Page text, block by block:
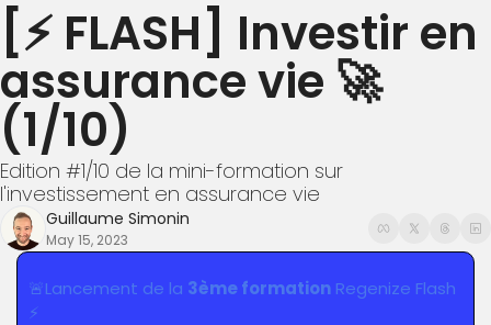
[⚡️ FLASH] Investir en
assurance vie 🚀
(1/10)
Edition #1/10 de la mini-formation sur
l'investissement en assurance vie
Guillaume Simonin
May 15, 2023
🚨Lancement de la 3ème formation Regenize Flash
⚡️